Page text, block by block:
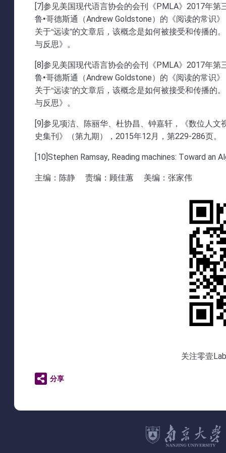
[7]参见美国现代语言协会的会刊《PMLA》2017年
鲁•哥德斯通（Andrew Goldstone）的《阅读的常识
关于“远读”的文章后，该概念是如何被接受和传播的
与反思》。
[8]参见美国现代语言协会的会刊《PMLA》2017年
鲁•哥德斯通（Andrew Goldstone）的《阅读的常识
关于“远读”的文章后，该概念是如何被接受和传播的
与反思》。
[9]参见项洁、陈丽华、杜协昌、钟嘉轩，《数位人
史集刊》（第九期），2015年12月，第229-286页。
[10]Stephen Ramsay, Reading machines: Toward
主编：陈静 责编：顾佳蕙 美编：张家伟
关注零壹
分享